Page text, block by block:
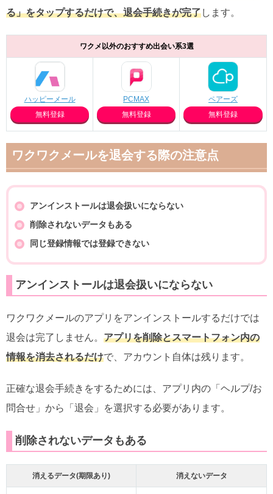
る」をタップするだけで、退会手続きが完了します。
ワクメ以外のおすすめ出会い系3選
ハッピーメール
無料登録
PCMAX
無料登録
ペアーズ
無料登録
ワクワクメールを退会する際の注意点
アンインストールは退会扱いにならない
削除されないデータもある
同じ登録情報では登録できない
アンインストールは退会扱いにならない
ワクワクメールのアプリをアンインストールするだけでは
退会は完了しません。 アプリを削除とスマートフォン内の
情報を消去されるだけで、アカウント自体は残ります。
正確な退会手続きをするためには、アプリ内の「ヘルプ/お
問合せ」から「退会」を選択する必要があります。
削除されないデータもある
消えるデータ(期限あり) 消えないデータ